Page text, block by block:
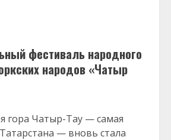
фестиваль народного
народов «Чатыр
гора Чатыр-Тау — самая
— вновь стала